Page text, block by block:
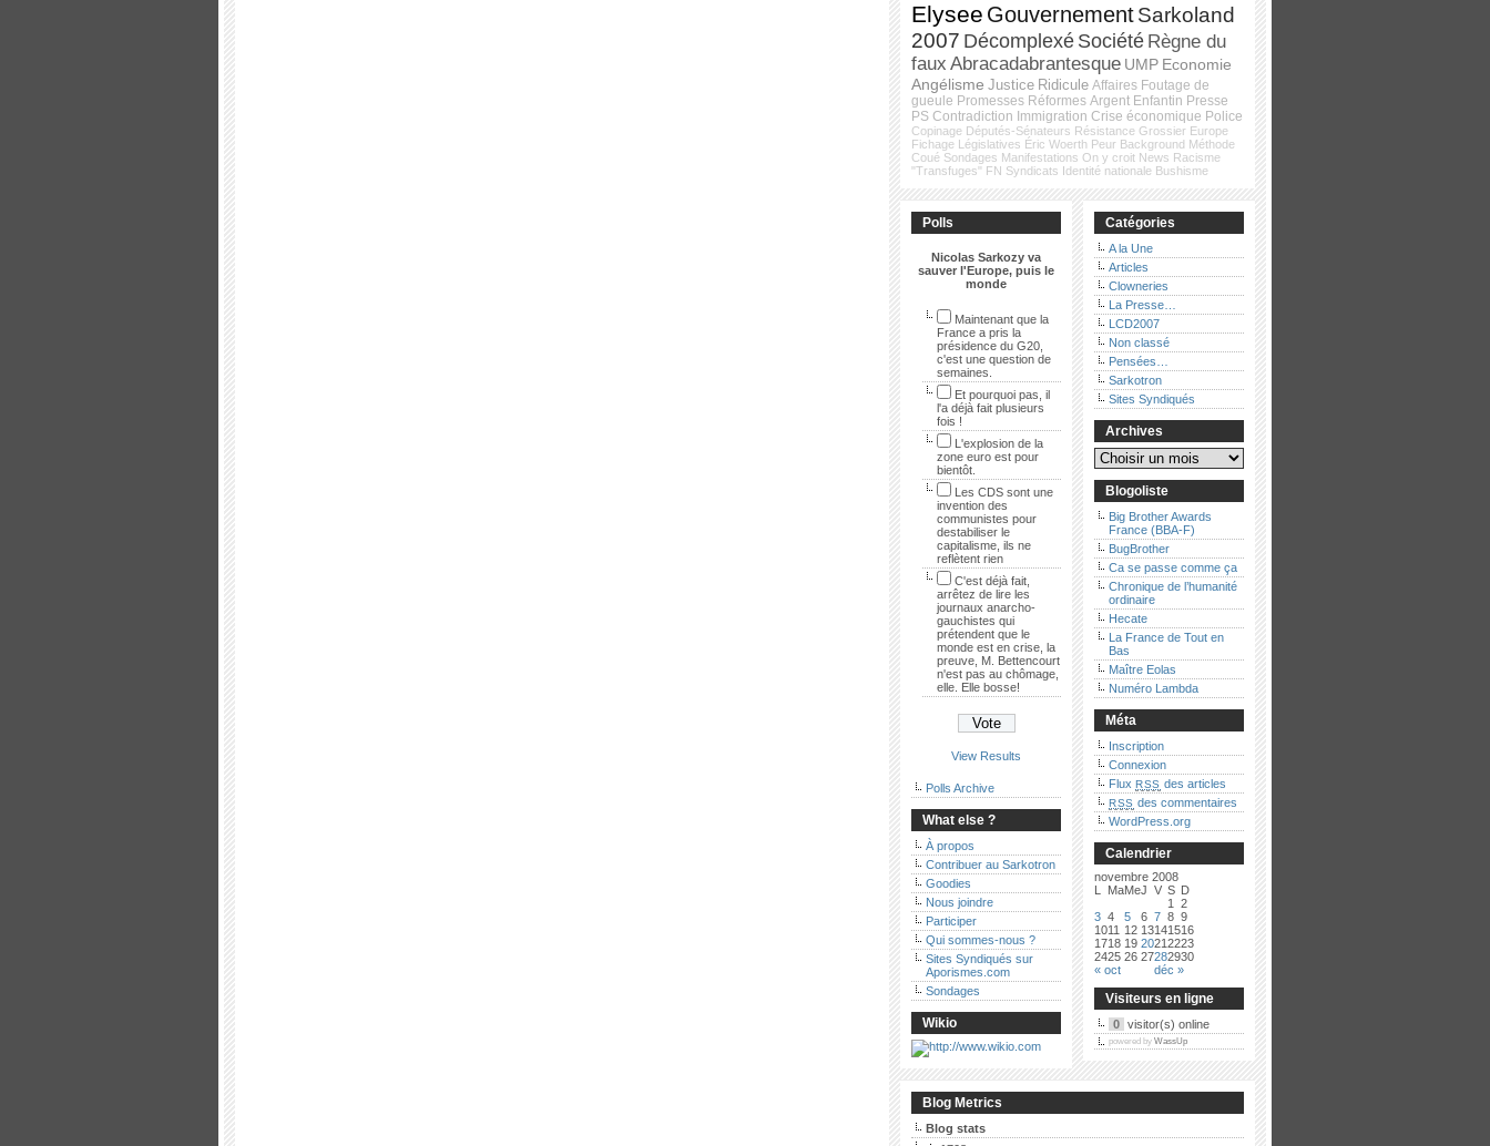
Elysee GouvernementSarkoland
2007 Décomplexé Société Règne du
faux Abracadabrantesque UMP Economie
Angélisme Justice Ridicule Affaires Foutage de
gueule Promesses Réformes Argent Enfantin Presse
PS Contradiction Immigration Crise économique Police
Copinage Députés-Sénateurs Résistance Grossier Europe
Fichage Législatives Éric Woerth Peur Background Méthode
Coué Sondages Manifestations On y croit News Racisme
"Transfuges" FN Syndicats Identité nationale Bushisme
Polls
Nicolas Sarkozy va
sauver l'Europe, puis le
monde
Maintenant que la
France a pris la
présidence du G20,
c'est une question de
semaines.
Et pourquoi pas, il
l'a déjà fait plusieurs
fois !
L'explosion de la
zone euro est pour
bientôt.
Les CDS sont une
invention des
communistes pour
destabiliser le
capitalisme, ils ne
reflètent rien
C'est déjà fait,
arrêtez de lire les
journaux anarcho-
gauchistes qui
prétendent que le
monde est en crise, la
preuve, M. Bettencourt
n'est pas au chômage,
elle. Elle bosse!
View Results
Polls Archive
What else ?
À propos
Contribuer au Sarkotron
Goodies
Nous joindre
Participer
Qui sommes-nous ?
Sites Syndiqués sur
Aporismes.com
Sondages
Wikio
Catégories
A la Une
Articles
Clowneries
La Presse…
LCD2007
Non classé
Pensées…
Sarkotron
Sites Syndiqués
Archives
Blogoliste
Big Brother Awards
France (BBA-F)
BugBrother
Ca se passe comme ça
Chronique de l’humanité
ordinaire
Hecate
La France de Tout en
Bas
Maître Eolas
Numéro Lambda
Méta
Inscription
Connexion
Flux RSS des articles
RSS des commentaires
WordPress.org
Calendrier
novembre 2008
L
MaMeJ V S D
« oct déc »
1
2
3 4 5 6 7 8 9
1011 12 13141516
1718 19 20212223
2425 26 27282930
Visiteurs en ligne
0 visitor(s) online
powered by WassUp
Blog Metrics
Blog stats